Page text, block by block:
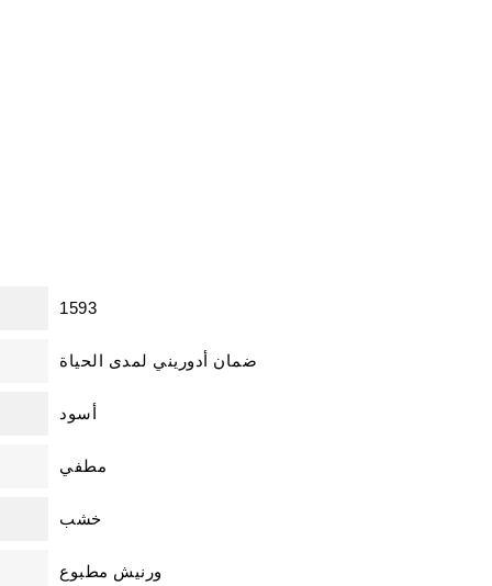
1593
ضمان أدوريني لمدى الحياة
أسود
مطفي
خشب
ورنيش مطبوع